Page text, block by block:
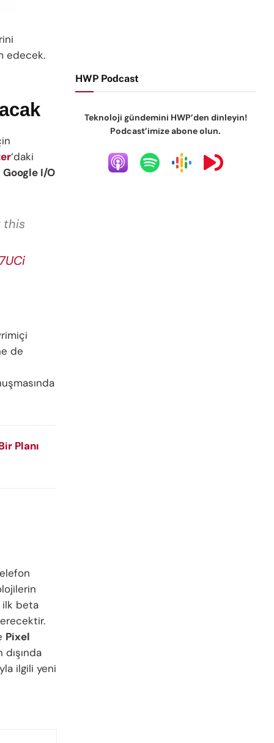
edecek.
‘daki
Google I/O
this
de
Planı
ilk beta
Pixel
ilgili yeni
HWP Podcast
Teknoloji gündemini HWP’den dinleyin!
Podcast’imize abone olun.